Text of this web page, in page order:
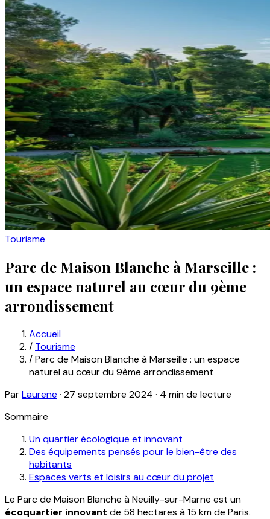
Tourisme
Parc de Maison Blanche à Marseille :
un espace naturel au cœur du 9ème
arrondissement
Accueil
/ Tourisme
/Parc de Maison Blanche à Marseille : un espace
naturel au cœur du 9ème arrondissement
ParLaurene · 27 septembre 2024 · 4 min de lecture
Sommaire
Un quartier écologique et innovant
Des équipements pensés pour le bien-être des
habitants
Espaces verts et loisirs au cœur du projet
Le Parc de Maison Blanche à Neuilly-sur-Marne est un
écoquartier innovant de 58 hectares à 15 km de Paris.